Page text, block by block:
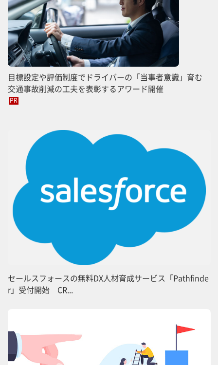
目標設定や評価制度でドライバーの「当事者意識」育む
交通事故削減の工夫を表彰するアワード開催
PR
セールスフォースの無料DX人材育成サービス「Pathfinde
r」受付開始 CR...